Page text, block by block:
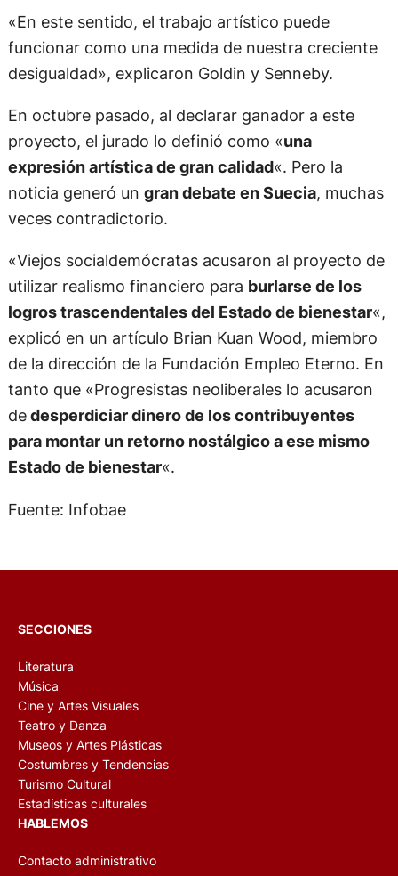
«En este sentido, el trabajo artístico puede
funcionar como una medida de nuestra creciente
desigualdad», explicaron Goldin y Senneby.
En octubre pasado, al declarar ganador a este
proyecto, el jurado lo definió como «una
expresión artística de gran calidad«. Pero la
noticia generó un gran debate en Suecia, muchas
veces contradictorio.
«Viejos socialdemócratas acusaron al proyecto de
utilizar realismo financiero para burlarse de los
logros trascendentales del Estado de bienestar«,
explicó en un artículo Brian Kuan Wood, miembro
de la dirección de la Fundación Empleo Eterno. En
tanto que «Progresistas neoliberales lo acusaron
dedesperdiciar dinero de los contribuyentes
para montar un retorno nostálgico a ese mismo
Estado de bienestar«.
Fuente: Infobae
SECCIONES
Literatura
Música
Cine y Artes Visuales
Teatro y Danza
Museos y Artes Plásticas
Costumbres y Tendencias
Turismo Cultural
Estadísticas culturales
HABLEMOS
Contacto administrativo